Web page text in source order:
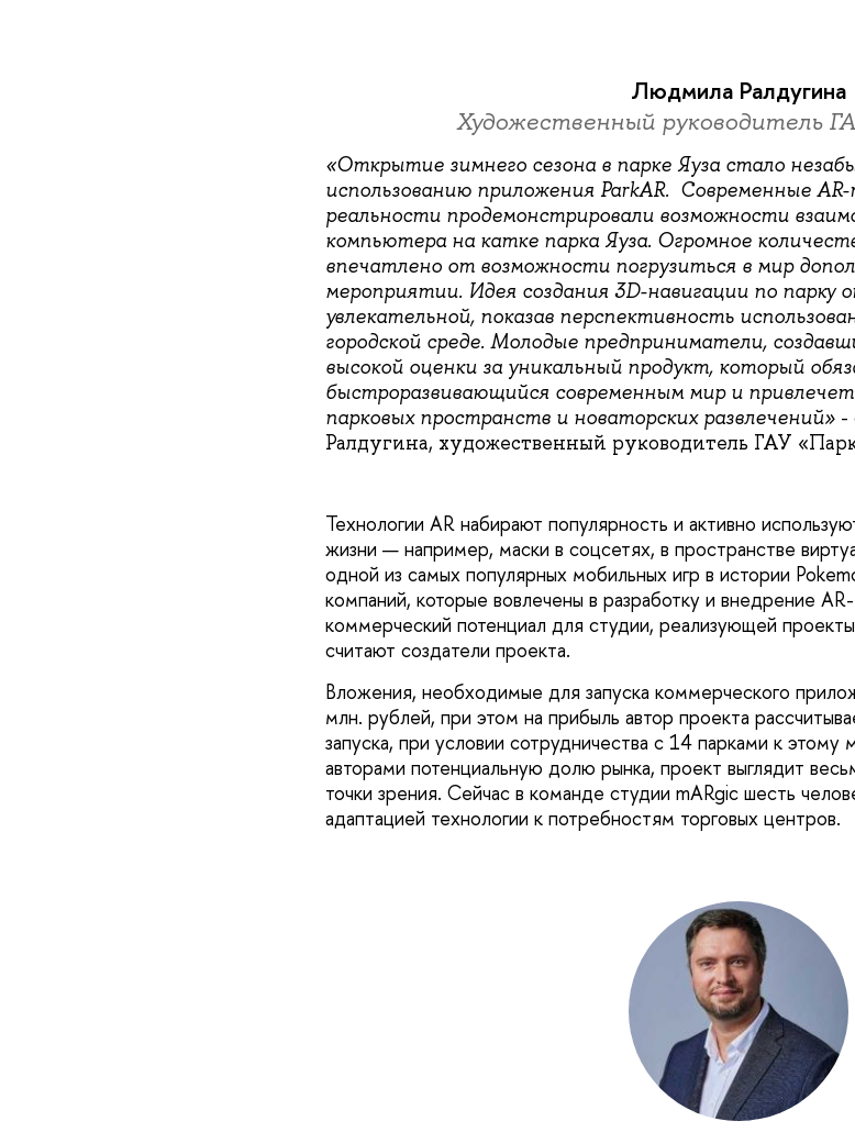
Людмила Ралдугина
Художественный руководитель
«Открытие зимнего сезона в парке Яуза стало
использованию приложения ParkAR. Современные
реальности продемонстрировали возможности
компьютера на катке парка Яуза. Огромное
впечатлено от возможности погрузиться в мир
мероприятии. Идея создания 3D-навигации по парку
увлекательной, показав перспективность
городской среде. Молодые предприниматели,
высокой оценки за уникальный продукт, который
быстроразвивающийся современным мир и
парковых пространств и новаторских развлечений»-
Ралдугина, художественный руководитель ГАУ
Технологии AR набирают популярность и активно
жизни — например, маски в соцсетях, в пространстве
одной из самых популярных мобильных игр в истории
компаний, которые вовлечены в разработку и внедрение
коммерческий потенциал для студии, реализующей
считают создатели проекта.
Вложения, необходимые для запуска коммерческого
млн. рублей, при этом на прибыль автор проекта
запуска, при условии сотрудничества с 14 парками к
авторами потенциальную долю рынка, проект выглядит
точки зрения. Сейчас в команде студии mARgic шесть
адаптацией технологии к потребностям торговых центров.